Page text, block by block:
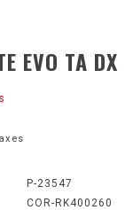
EVO TA DX
P-23547
COR-RK400260